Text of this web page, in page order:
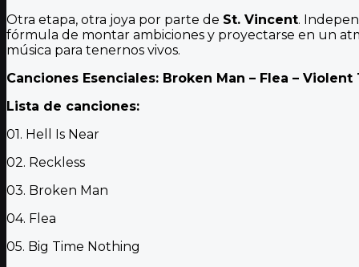
Otra etapa, otra joya por parte de St. Vincent.
fórmula de montar ambiciones y proyectarse en un
música para tenernos vivos.
Canciones Esenciales: Broken Man – Flea –
Lista de canciones:
01. Hell Is Near
02. Reckless
03. Broken Man
04. Flea
05. Big Time Nothing